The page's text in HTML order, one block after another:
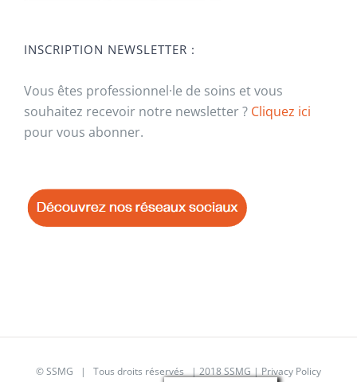
INSCRIPTION NEWSLETTER :
Vous êtes professionnel·le de soins et vous
souhaitez recevoir notre newsletter ? Cliquez ici
pour vous abonner.
© SSMG | Tous droits réservés | 2018 SSMG |Privacy Policy